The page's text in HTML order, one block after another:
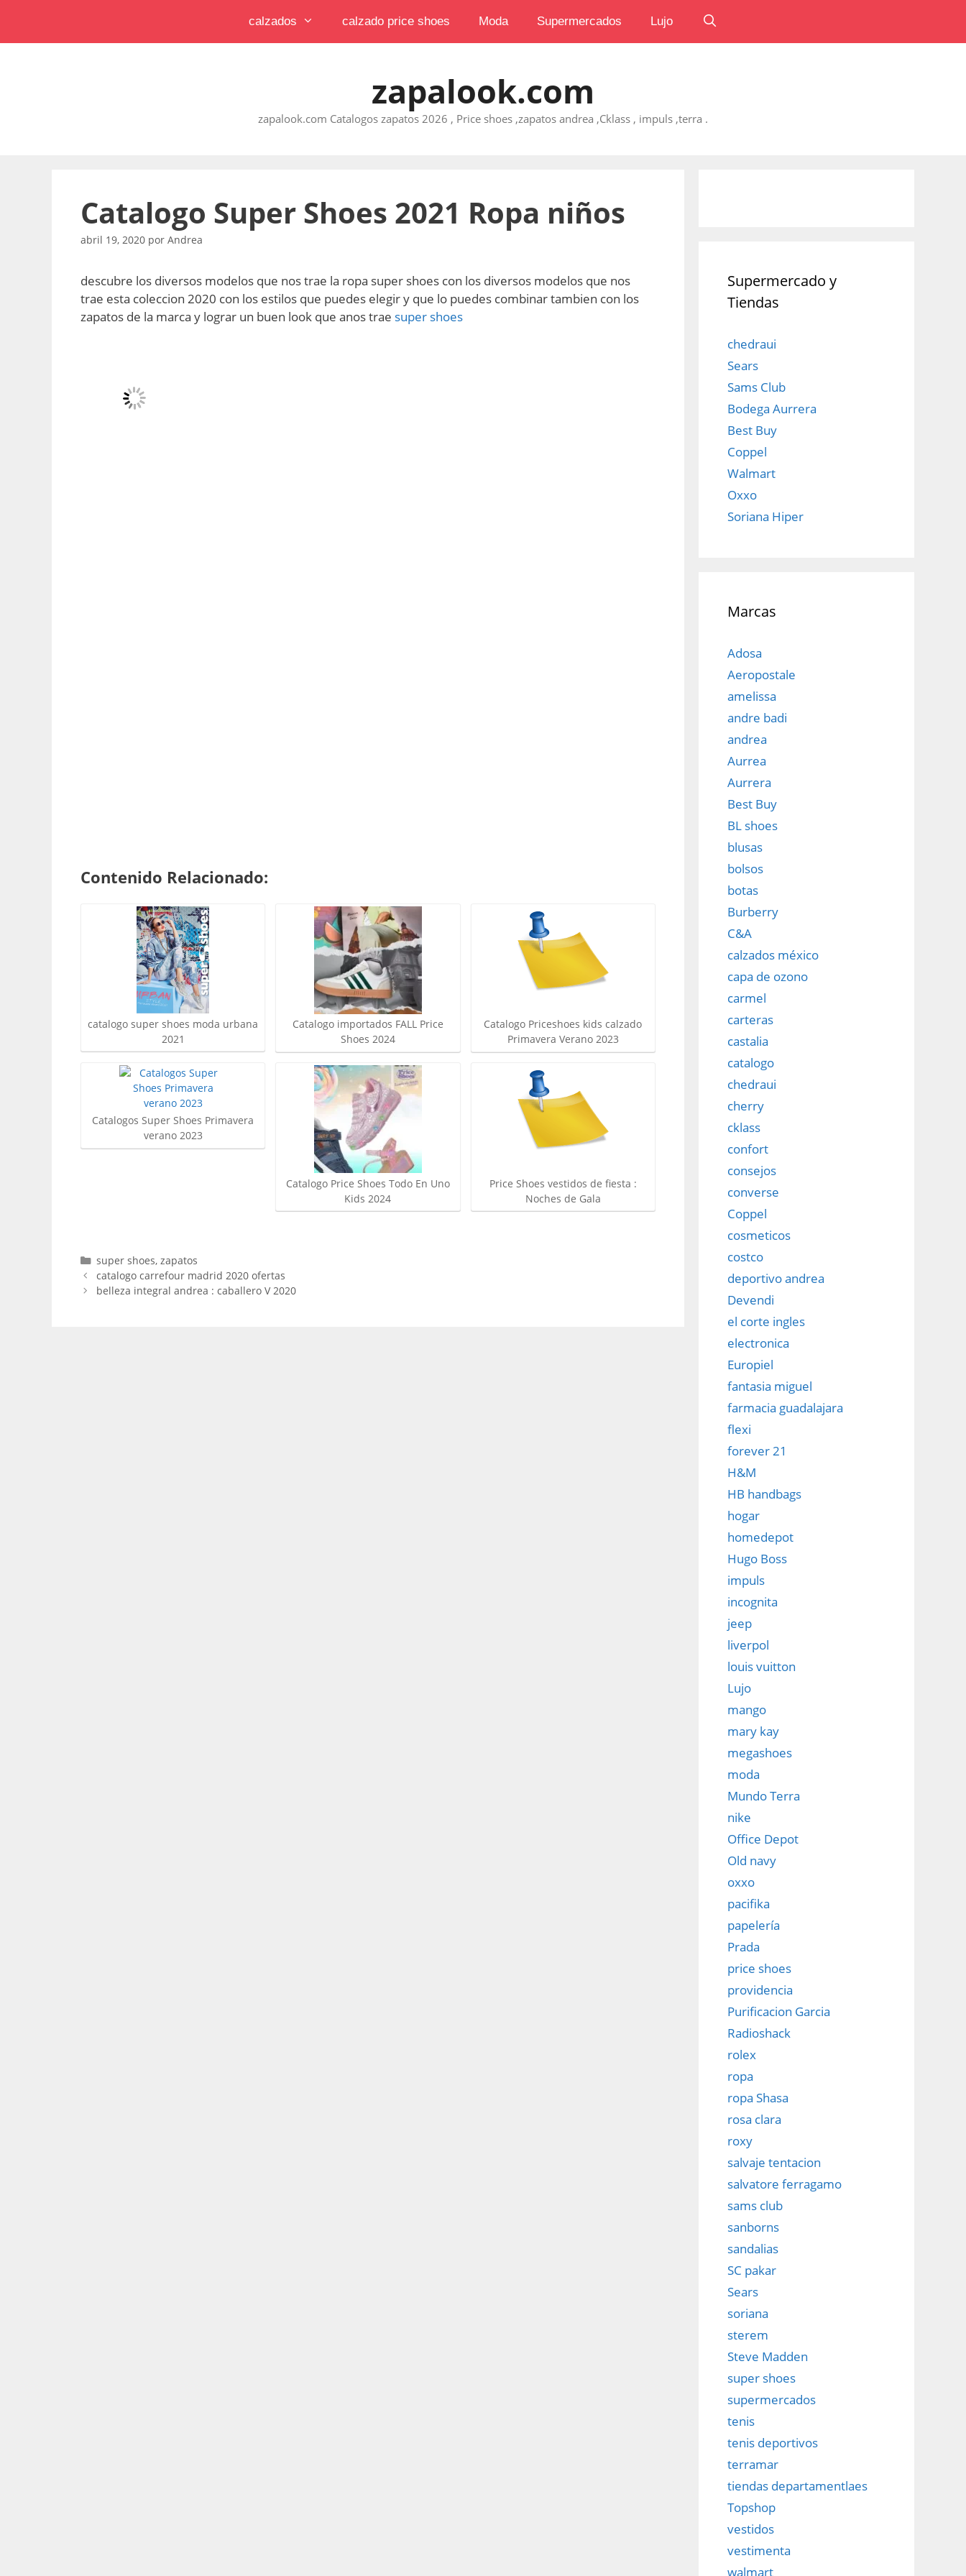
contenido
calzados calzado price shoes Moda Supermercados Lujo
zapalook.com
zapalook.com Catalogos zapatos 2026 , Price shoes ,zapatos andrea ,Cklass , impuls ,terra .
Catalogo Super Shoes 2021 Ropa niños
abril 19, 2020 por Andrea
descubre los diversos modelos que nos trae la ropa super shoes con los diversos modelos que nos
trae esta coleccion 2020 con los estilos que puedes elegir y que lo puedes combinar tambien con los
zapatos de la marca y lograr un buen look que anos trae super shoes
Contenido Relacionado:
catalogo super shoes moda urbana
2021
Catalogos Super Shoes Primavera
verano 2023
Catalogo importados FALL Price
Shoes 2024
Catalogo Price Shoes Todo En Uno
Kids 2024
Catalogo Priceshoes kids calzado
Primavera Verano 2023
Price Shoes vestidos de fiesta :
Noches de Gala
Categorías
super shoes, zapatos
catalogo carrefour madrid 2020 ofertas
belleza integral andrea : caballero V 2020
Supermercado y
Tiendas
chedraui
Sears
Sams Club
Bodega Aurrera
Best Buy
Coppel
Walmart
Oxxo
Soriana Hiper
Marcas
Adosa
Aeropostale
amelissa
andre badi
andrea
Aurrea
Aurrera
Best Buy
BL shoes
blusas
bolsos
botas
Burberry
C&A
calzados méxico
capa de ozono
carmel
carteras
castalia
catalogo
chedraui
cherry
cklass
confort
consejos
converse
Coppel
cosmeticos
costco
deportivo andrea
Devendi
el corte ingles
electronica
Europiel
fantasia miguel
farmacia guadalajara
flexi
forever 21
H&M
HB handbags
hogar
homedepot
Hugo Boss
impuls
incognita
jeep
liverpol
louis vuitton
Lujo
mango
mary kay
megashoes
moda
Mundo Terra
nike
Office Depot
Old navy
oxxo
pacifika
papelería
Prada
price shoes
providencia
Purificacion Garcia
Radioshack
rolex
ropa
ropa Shasa
rosa clara
roxy
salvaje tentacion
salvatore ferragamo
sams club
sanborns
sandalias
SC pakar
Sears
soriana
sterem
Steve Madden
super shoes
supermercados
tenis
tenis deportivos
terramar
tiendas departamentlaes
Topshop
vestidos
vestimenta
walmart